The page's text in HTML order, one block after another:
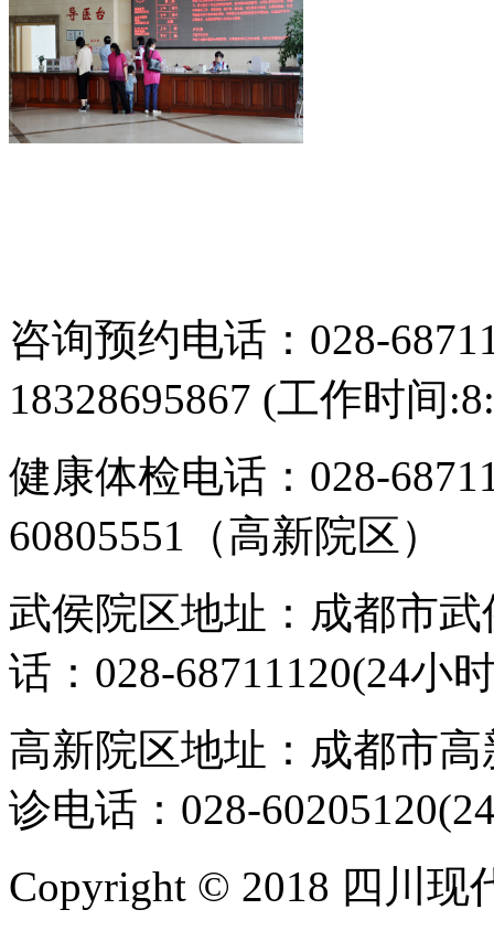
咨询预约电话：028-
18328695867 (工作时间
健康体检电话：028-
60805551（高新院区）
武侯院区地址：成都市
话：028-68711120(24小
高新院区地址：成都市
诊电话：028-
Copyright © 2018 四川现